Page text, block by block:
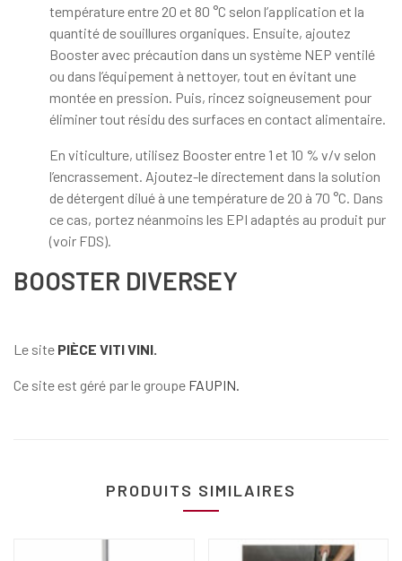
température entre 20 et 80 °C selon l’application et la
quantité de souillures organiques. Ensuite, ajoutez
Booster avec précaution dans un système NEP ventilé
ou dans l’équipement à nettoyer, tout en évitant une
montée en pression. Puis, rincez soigneusement pour
éliminer tout résidu des surfaces en contact alimentaire.
En viticulture, utilisez Booster entre 1 et 10 % v/v selon
l’encrassement. Ajoutez-le directement dans la solution
de détergent dilué à une température de 20 à 70 °C. Dans
ce cas, portez néanmoins les EPI adaptés au produit pur
(voir FDS).
BOOSTER DIVERSEY
Le site PIÈCE VITI VINI.
Ce site est géré par le groupe FAUPIN.
PRODUITS SIMILAIRES